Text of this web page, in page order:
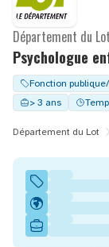
Département du Lot
Fonction
> 3 ans
Département du Lot